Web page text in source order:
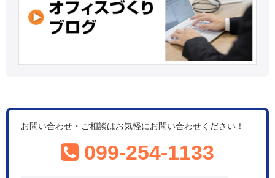
お問い合わせ・ご相談はお気軽にお問い合わせください！
099-254-1133